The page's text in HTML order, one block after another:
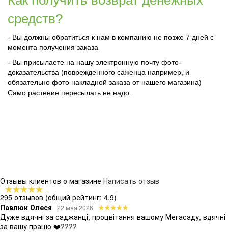
средств?
- Вы должны обратиться к нам в компанию не позже 7 дней с
момента получения заказа
- Вы присылаете на нашу электронную почту фото-
доказательства (поврежденного саженца например, и
обязательно фото накладной заказа от нашего магазина)
Само растение пересылать не надо.
Отзывы клиентов о магазине Написать отзыв
295 отзывов (общий рейтинг: 4.9)
Павлюк Олеся
22 мая 2026
Дуже вдячні за саджанці, процвітання вашому Мегасаду, вдячні
за вашу працю ❤️????